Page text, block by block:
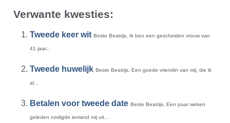
Verwante kwesties:
Tweede keer wit Beste Beatrijs, Ik ben een gescheiden vrouw van
41 jaar...
Tweede huwelijk Beste Beatrijs, Een goede vriendin van mij, die ik
al...
Betalen voor tweede date Beste Beatrijs, Een paar weken
geleden nodigde iemand mij uit...